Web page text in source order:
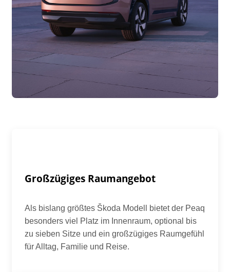
Großzügiges Raumangebot
Als bislang größtes Škoda Modell bietet der Peaq
besonders viel Platz im Innenraum, optional bis
zu sieben Sitze und ein großzügiges Raumgefühl
für Alltag, Familie und Reise.